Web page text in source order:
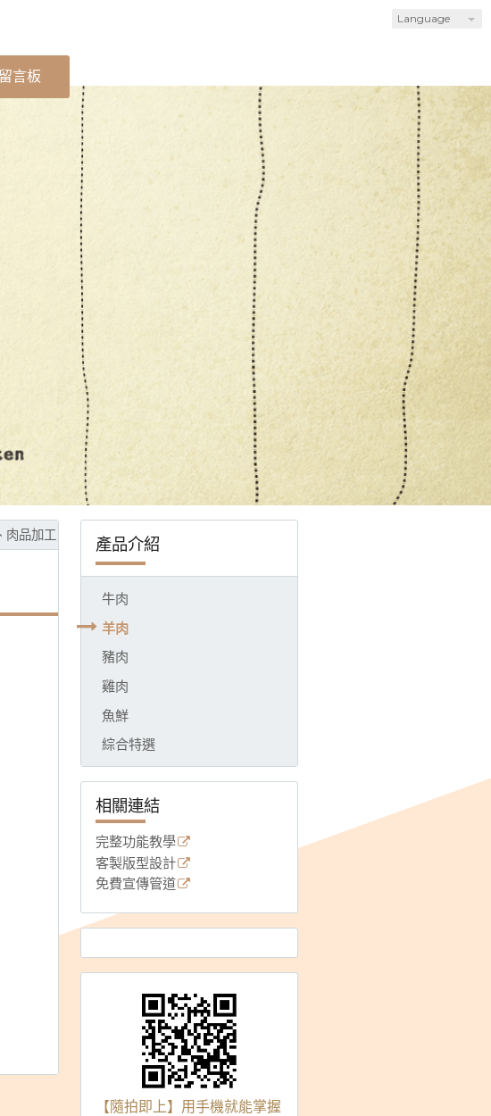
Language
留言板
產品介紹
牛肉
羊肉
豬肉
雞肉
魚鮮
綜合特選
相關連結
完整功能教學
客製版型設計
免費宣傳管道
【隨拍即上】用手機就能掌握
品加工、規格客製、產品多樣! ~~~ 合格廠證、良心、用心、安心、三星保證! ~~~ 歡